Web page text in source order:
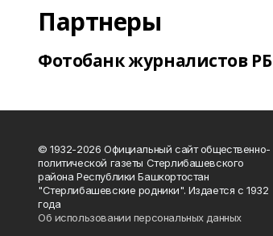
Партнеры
Фотобанк журналистов РБ
© 1932-2026 Официальный сайт общественно-
политической газеты Стерлибашевского
района Республики Башкортостан
"Стерлибашевские родники". Издается с 1932
года
Об использовании персональных данных